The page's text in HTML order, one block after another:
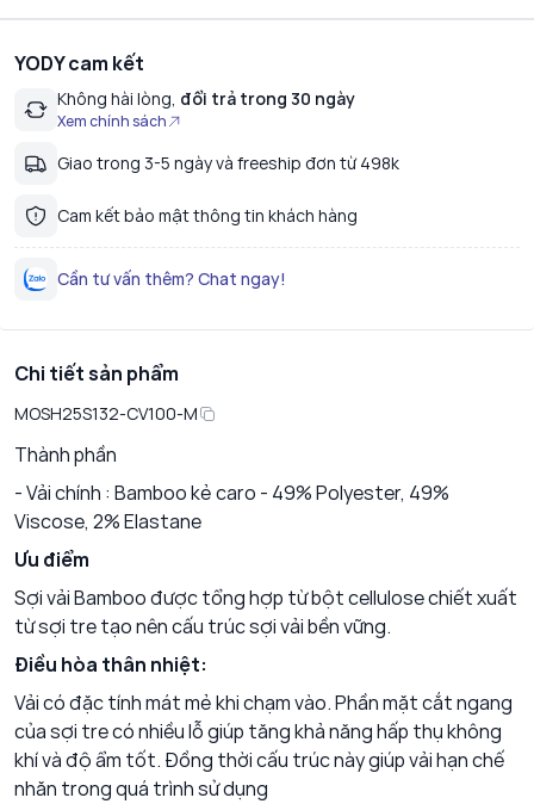
YODY cam kết
Không hài lòng, đổi trả trong 30 ngày
Xem chính sách
Giao trong 3-5 ngày và freeship đơn từ 498k
Cam kết bảo mật thông tin khách hàng
Cần tư vấn thêm? Chat ngay!
Chi tiết sản phẩm
MOSH25S132-CV100-M
Thành phần
- Vải chính : Bamboo kẻ caro - 49% Polyester, 49%
Viscose, 2% Elastane
Ưu điểm
Sợi vải Bamboo được tổng hợp từ bột cellulose chiết xuất
từ sợi tre tạo nên cấu trúc sợi vải bền vững.
Điều hòa thân nhiệt:
Vải có đặc tính mát mẻ khi chạm vào. Phần mặt cắt ngang
của sợi tre có nhiều lỗ giúp tăng khả năng hấp thụ không
khí và độ ẩm tốt. Đồng thời cấu trúc này giúp vải hạn chế
nhăn trong quá trình sử dụng